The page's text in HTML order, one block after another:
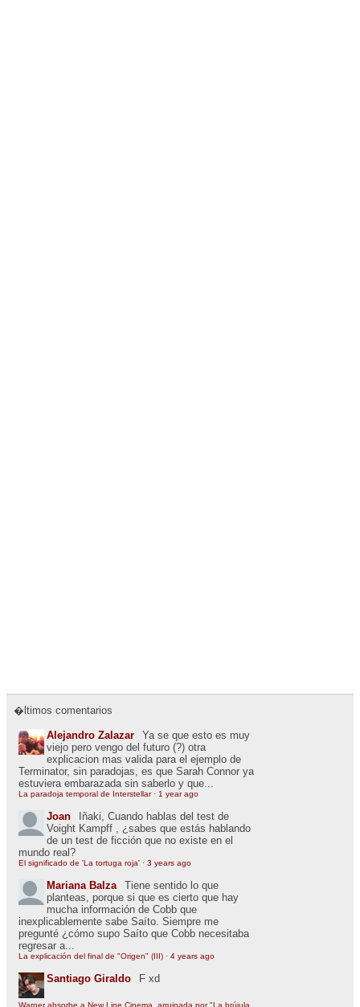
�ltimos comentarios
Alejandro Zalazar
Ya se que esto es muy
viejo pero vengo del futuro (?) otra
explicacion mas valida para el ejemplo de
Terminator, sin paradojas, es que Sarah Connor ya
estuviera embarazada sin saberlo y que...
La paradoja temporal de Interstellar· 1 year ago
Joan
Iñaki, Cuando hablas del test de
Voight Kampff , ¿sabes que estás hablando
de un test de ficción que no existe en el
mundo real?
El significado de 'La tortuga roja' · 3 years ago
Mariana Balza
Tiene sentido lo que
planteas, porque si que es cierto que hay
mucha información de Cobb que
inexplicablemente sabe Saíto. Siempre me
pregunté ¿cómo supo Saíto que Cobb necesitaba
regresar a...
La explicación del final de "Origen" (III) · 4 years ago
Santiago Giraldo F xd
Warner absorbe a New Line Cinema, arruinada por "La brújula